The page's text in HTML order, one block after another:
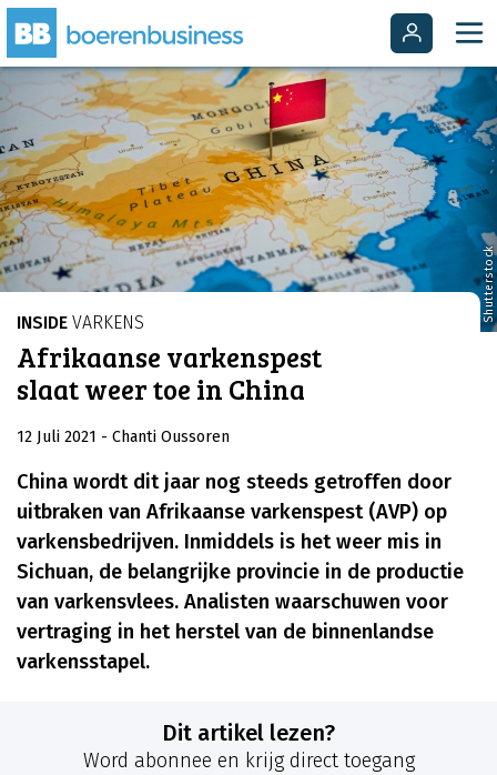
Shutterstock
INSIDE VARKENS
Afrikaanse varkenspest
slaat weer toe in China
12 Juli 2021 - Chanti Oussoren
China wordt dit jaar nog steeds getroffen door
uitbraken van Afrikaanse varkenspest (AVP) op
varkensbedrijven. Inmiddels is het weer mis in
Sichuan, de belangrijke provincie in de productie
van varkensvlees. Analisten waarschuwen voor
vertraging in het herstel van de binnenlandse
varkensstapel.
Dit artikel lezen?
Word abonnee en krijg direct toegang